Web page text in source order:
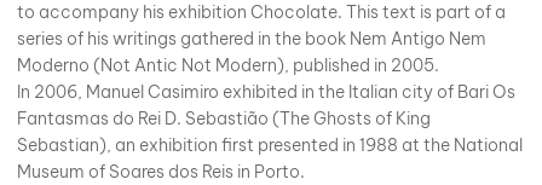
to accompany his exhibition Chocolate. This text is part of a
series of his writings gathered in the book Nem Antigo Nem
Moderno (Not Antic Not Modern), published in 2005.
In 2006, Manuel Casimiro exhibited in the Italian city of Bari Os
Fantasmas do Rei D. Sebastião (The Ghosts of King
Sebastian), an exhibition first presented in 1988 at the National
Museum of Soares dos Reis in Porto.